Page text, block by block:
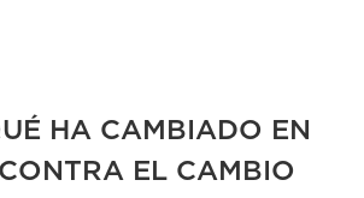
HA CAMBIADO EN
EL CAMBIO